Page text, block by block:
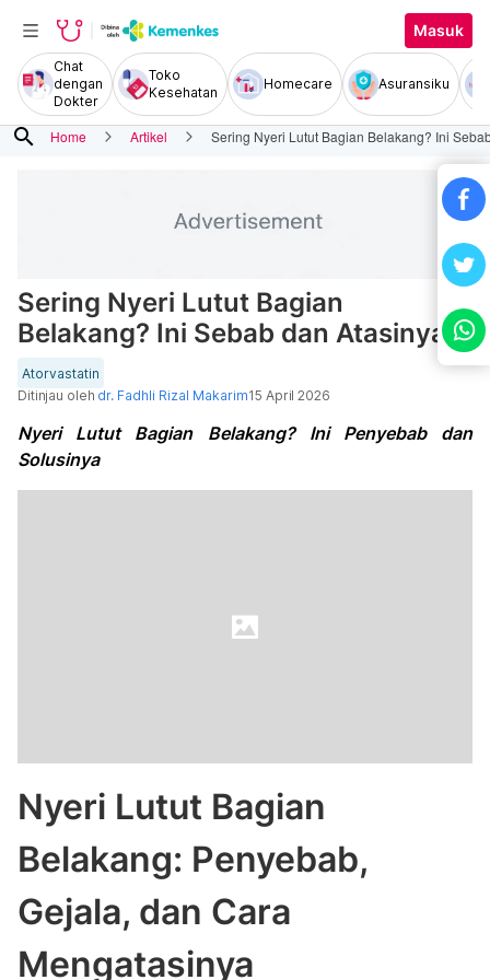
Masuk
Chat
dengan
Dokter
Toko
Kesehatan
Homecare Asuransiku
search Home Artikel Sering Nyeri Lutut Bagian Belakang? Ini
Sering Nyeri Lutut Bagian
Belakang? Ini Sebab dan Atasinya.
Atorvastatin
Ditinjau oleh dr. Fadhli Rizal Makarim15 April 2026
Nyeri Lutut Bagian Belakang? Ini Penyebab dan
Solusinya
Nyeri Lutut Bagian
Belakang: Penyebab,
Gejala, dan Cara
Mengatasinya